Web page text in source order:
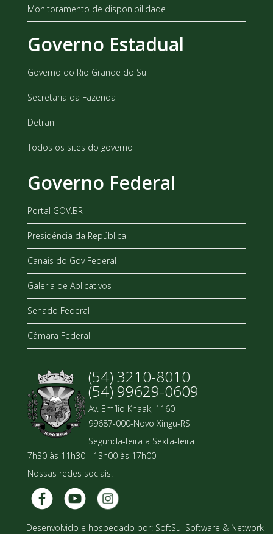
Monitoramento de disponibilidade
Governo Estadual
Governo do Rio Grande do Sul
Secretaria da Fazenda
Detran
Todos os sites do governo
Governo Federal
Portal GOV.BR
Presidência da República
Canais do Gov Federal
Galeria de Aplicativos
Senado Federal
Câmara Federal
(54) 3210-8010
(54) 99629-0609
Av. Emílio Knaak, 1160
99687-000-Novo Xingu-RS
Segunda-feira a Sexta-feira
7h30 às 11h30 - 13h00 às 17h00
Nossas redes sociais:
Desenvolvido e hospedado por: SoftSul Software & Network